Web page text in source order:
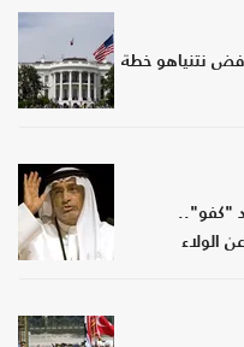
نتنياهو خطة
"كفو"..
الولاء